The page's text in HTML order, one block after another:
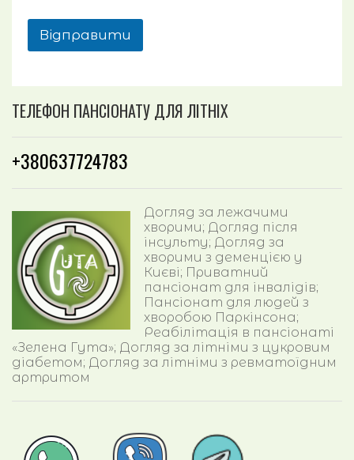
Відправити
ТЕЛЕФОН ПАНСІОНАТУ ДЛЯ ЛІТНІХ
+380637724783
Догляд за лежачими
хворими; Догляд після
інсульту; Догляд за
хворими з деменцією у
Києві; Приватний
пансіонат для інвалідів;
Пансіонат для людей з
хворобою Паркінсона;
Реабілітація в пансіонаті
«Зелена Гута»; Догляд за літніми з цукровим
діабетом; Догляд за літніми з ревматоїдним
артритом